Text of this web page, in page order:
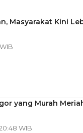
Masyarakat Kini
yang Murah
WIB